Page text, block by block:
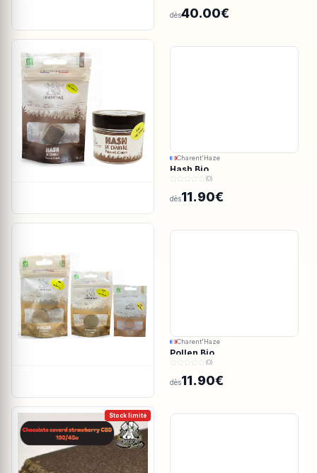
dès40.00€
Charent'Haze
Hash Bio
(0)
dès11.90€
Charent'Haze
Pollen Bio
(0)
dès11.90€
Stock limité